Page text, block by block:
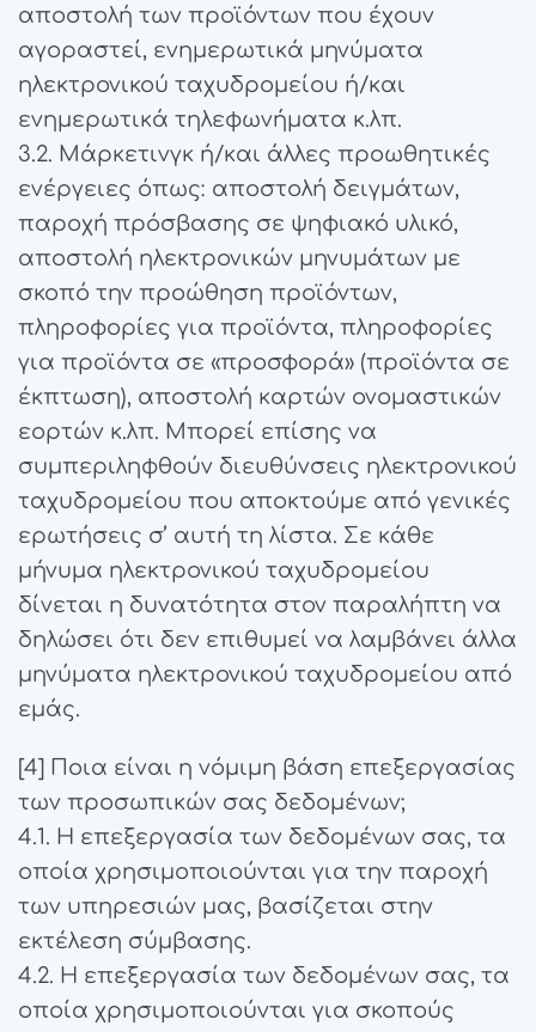
αποστολή των προϊόντων που έχουν
αγοραστεί, ενημερωτικά μηνύματα
ηλεκτρονικού ταχυδρομείου ή/και
ενημερωτικά τηλεφωνήματα κ.λπ.
3.2. Μάρκετινγκ ή/και άλλες προωθητικές
ενέργειες όπως: αποστολή δειγμάτων,
παροχή πρόσβασης σε ψηφιακό υλικό,
αποστολή ηλεκτρονικών μηνυμάτων με
σκοπό την προώθηση προϊόντων,
πληροφορίες για προϊόντα, πληροφορίες
για προϊόντα σε «προσφορά» (προϊόντα σε
έκπτωση), αποστολή καρτών ονομαστικών
εορτών κ.λπ. Μπορεί επίσης να
συμπεριληφθούν διευθύνσεις ηλεκτρονικού
ταχυδρομείου που αποκτούμε από γενικές
ερωτήσεις σ’ αυτή τη λίστα. Σε κάθε
μήνυμα ηλεκτρονικού ταχυδρομείου
δίνεται η δυνατότητα στον παραλήπτη να
δηλώσει ότι δεν επιθυμεί να λαμβάνει άλλα
μηνύματα ηλεκτρονικού ταχυδρομείου από
εμάς.
[4] Ποια είναι η νόμιμη βάση επεξεργασίας
των προσωπικών σας δεδομένων;
4.1. H επεξεργασία των δεδομένων σας, τα
οποία χρησιμοποιούνται για την παροχή
των υπηρεσιών μας, βασίζεται στην
εκτέλεση σύμβασης.
4.2. H επεξεργασία των δεδομένων σας, τα
οποία χρησιμοποιούνται για σκοπούς